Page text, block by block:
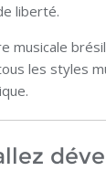
liberté.
musicale
les styles